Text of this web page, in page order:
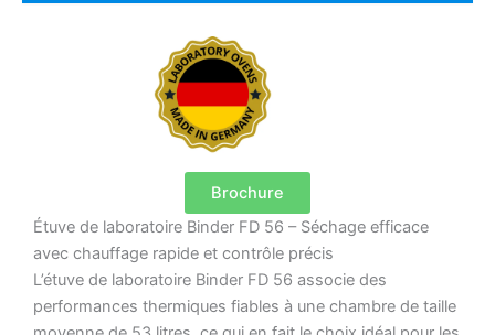
Brochure
Étuve de laboratoire Binder FD 56 – Séchage efficace
avec chauffage rapide et contrôle précis
L’étuve de laboratoire Binder FD 56 associe des
performances thermiques fiables à une chambre de taille